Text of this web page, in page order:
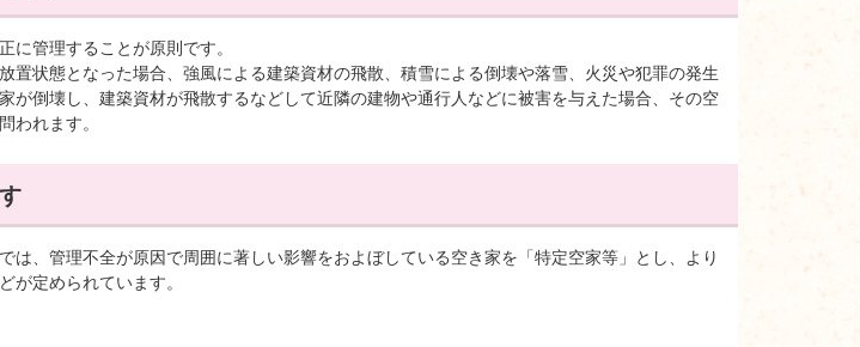
に管理することが原則です。
置状態となった場合、強風による建築資材の飛散、積雪による倒壊や落雪、火災や犯罪の発生
が倒壊し、建築資材が飛散するなどして近隣の建物や通行人などに被害を与えた場合、その空
われます。
は、管理不全が原因で周囲に著しい影響をおよぼしている空き家を「特定空家等」とし、より
が定められています。